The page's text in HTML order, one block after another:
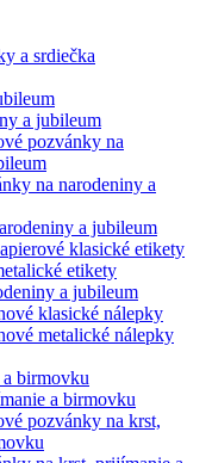
a srdiečka
a jubileum
pozvánky na
na narodeniny a
a jubileum
klasické etikety
etikety
a jubileum
klasické nálepky
metalické nálepky
birmovku
a birmovku
pozvánky na krst,